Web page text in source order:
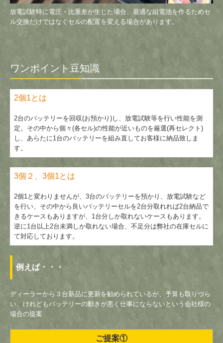
放電試験時に電圧・比重差が生じた場合、最適な組電池を作るためセ
ル交換だけではなくセルの配置を変える場合があります。
ワンポイント豆知識
2個1とは
2台のバッテリーを回収(お預かり)し、放電試験等を行い性能を測
定。その中から個々(各セル)の性能が近いものを厳選(再セレクト)
し、あらたに1台のバッテリーを組み直してお客様に納品致しま
す。
3個２、3個1とは
2個1と変わりませんが、3台のバッテリーを預かり、放電試験など
を行い、その中から良いバッテリーセルを2台分取れれば2台納品で
きるケースもありますが、1台分しか取れないケースもあります。
逆に1台以上2台未満しか取れない場合、不足分は弊社の在庫セルに
て対応しております。
例えば・・・
ディーラーから３台新品に更新を勧められているが、予算も取りづら
い、けれどもバッテリーの動きが悪く仕事にならないという会社様の
場合の提案
ご提案①